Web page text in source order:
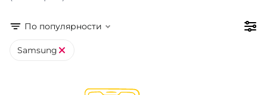
По популярности
Samsung